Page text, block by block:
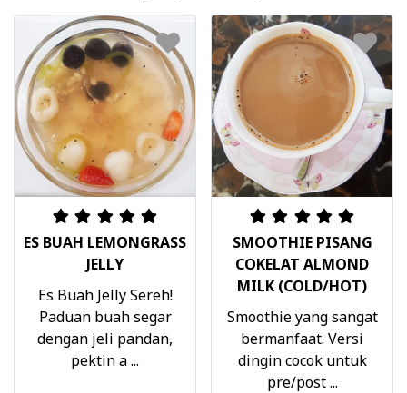
ES BUAH LEMONGRASS
JELLY
Es Buah Jelly Sereh!
Paduan buah segar
dengan jeli pandan,
pektin a ...
SMOOTHIE PISANG
COKELAT ALMOND
MILK (COLD/HOT)
Smoothie yang sangat
bermanfaat. Versi
dingin cocok untuk
pre/post ...